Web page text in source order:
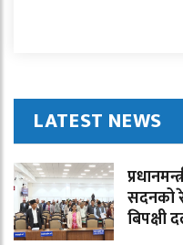
LATEST NEWS
सदनको
बिपक्षी